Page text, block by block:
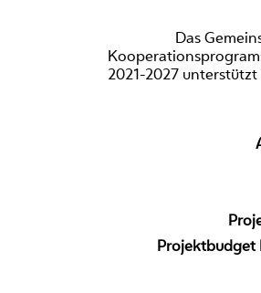
Das
2021-2027
Projektbudget